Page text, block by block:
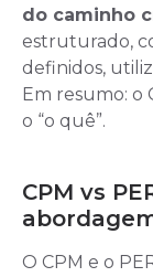
do caminho
estruturado,
definidos,
Em resumo: o
o “o quê”.
CPM vs
O CPM e o